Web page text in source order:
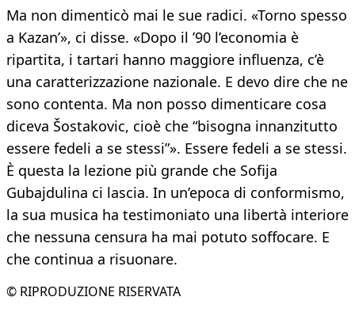
Ma non dimenticò mai le sue radici. «Torno spesso
a Kazan’», ci disse. «Dopo il ’90 l’economia è
ripartita, i tartari hanno maggiore influenza, c’è
una caratterizzazione nazionale. E devo dire che ne
sono contenta. Ma non posso dimenticare cosa
diceva Šostakovic, cioè che “bisogna innanzitutto
essere fedeli a se stessi”». Essere fedeli a se stessi.
È questa la lezione più grande che Sofija
Gubajdulina ci lascia. In un’epoca di conformismo,
la sua musica ha testimoniato una libertà interiore
che nessuna censura ha mai potuto soffocare. E
che continua a risuonare.
© RIPRODUZIONE RISERVATA